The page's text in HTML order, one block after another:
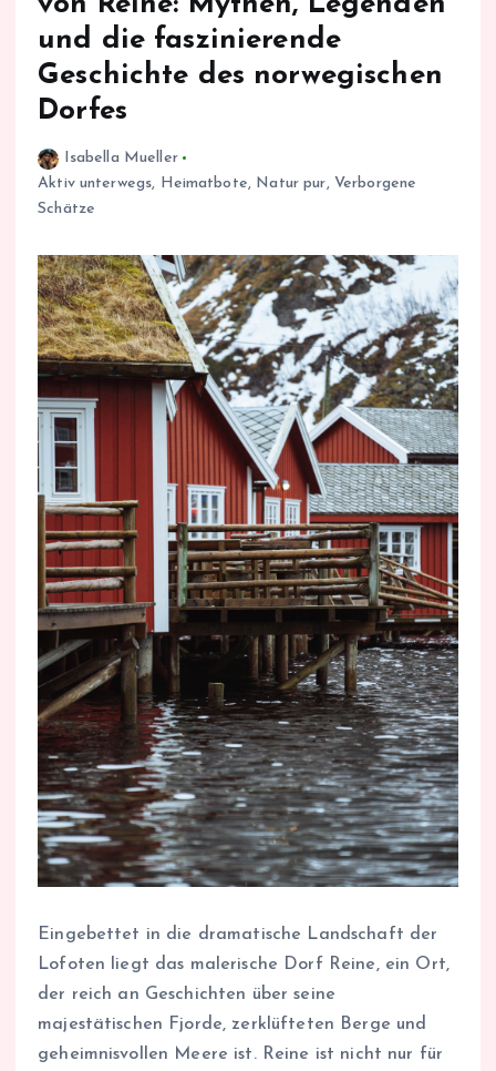
und die faszinierende
Geschichte des norwegischen
Dorfes
Isabella Mueller
Aktiv unterwegs, Heimatbote, Natur pur, Verborgene
Schätze
Eingebettet in die dramatische Landschaft der
Lofoten liegt das malerische Dorf Reine, ein Ort,
der reich an Geschichten über seine
majestätischen Fjorde, zerklüfteten Berge und
geheimnisvollen Meere ist. Reine ist nicht nur für